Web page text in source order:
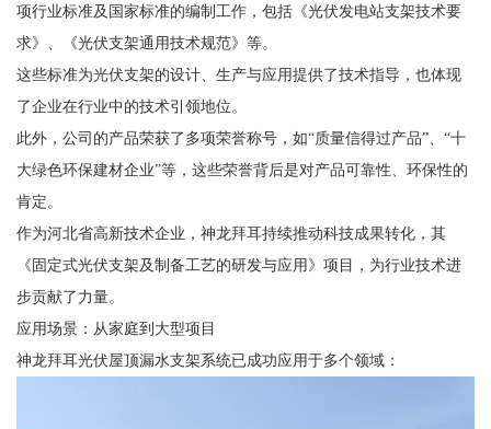
项行业标准及国家标准的编制工作，包括《光伏发电站支架技术要
求》、《光伏支架通用技术规范》等。
这些标准为光伏支架的设计、生产与应用提供了技术指导，也体现
了企业在行业中的技术引领地位。
此外，公司的产品荣获了多项荣誉称号，如“质量信得过产品”、“十
大绿色环保建材企业”等，这些荣誉背后是对产品可靠性、环保性的
肯定。
作为河北省高新技术企业，神龙拜耳持续推动科技成果转化，其
《固定式光伏支架及制备工艺的研发与应用》项目，为行业技术进
步贡献了力量。
应用场景：从家庭到大型项目
神龙拜耳光伏屋顶漏水支架系统已成功应用于多个领域：